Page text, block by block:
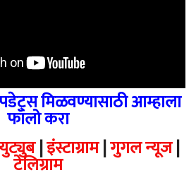
मिळवण्यासाठी आम्हाला
फॉलो करा
|इंस्टाग्राम|गुगल न्यूज|
टेलिग्राम